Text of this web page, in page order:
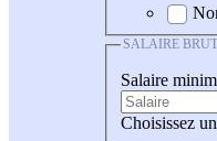
SALAIRE
Salaire
Choisissez